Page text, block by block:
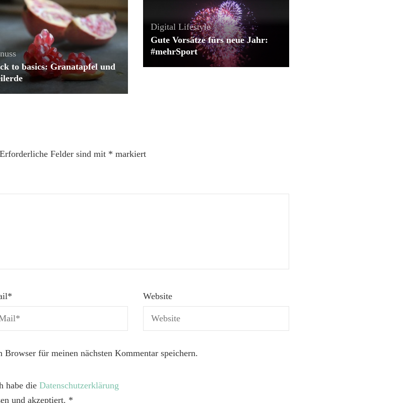
to basics: Granatapfel und
Digital Lifestyle
Gute Vorsätze fürs neue Jahr:
#mehrSport
Erforderliche Felder sind mit * markiert
* Website
für meinen nächsten Kommentar speichern.
habe die Datenschutzerklärung
und akzeptiert. *